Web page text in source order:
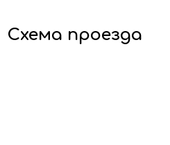
Схема проезда